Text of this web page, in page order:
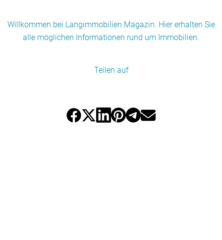
Willkommen bei Langimmobilien Magazin. Hier erhalten Sie
alle möglichen Informationen rund um Immobilien.
Teilen auf